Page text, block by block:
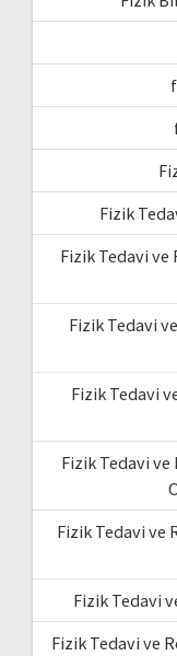
Fizik
Fizik Tedavi
Fizik Tedavi
Fizik Tedavi
Fizik Tedavi
Fizik Tedavi ve
Fizik Tedavi
Fizik Tedavi ve